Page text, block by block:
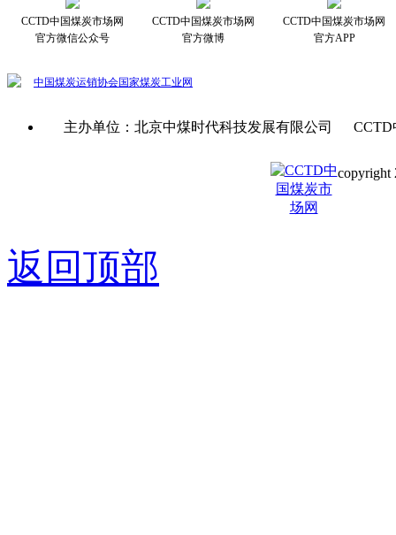
CCTD中国煤炭市场网
官方微信公众号
CCTD中国煤炭市场网
官方微博
CCTD中国煤炭市场网
官方APP
中国煤炭运销协会国家煤炭工业网
主办单位：北京中煤时代科技发展有限公司
copyright
返回顶部